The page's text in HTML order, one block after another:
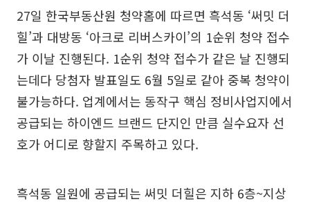
27일 한국부동산원 청약홈에 따르면 흑석동 ‘써밋 더
힐’과 대방동 ‘아크로 리버스카이’의 1순위 청약 접수
가 이날 진행된다. 1순위 청약 접수가 같은 날 진행되
는데다 당첨자 발표일도 6월 5일로 같아 중복 청약이
불가능하다. 업계에서는 동작구 핵심 정비사업지에서
공급되는 하이엔드 브랜드 단지인 만큼 실수요자 선
호가 어디로 향할지 주목하고 있다.
흑석동 일원에 공급되는 써밋 더힐은 지하 6층~지상